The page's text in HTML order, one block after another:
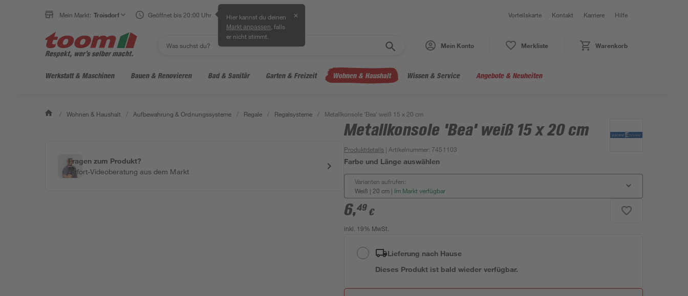
Mein Markt: Troisdorf Geöffnet bis 20:00 Uhr Hier kannst du deinen
Markt anpassen , falls
er nicht stimmt.
✕ Vorteilskarte Kontakt Karriere Hilfe
Mein Konto Merkliste Warenkorb
Werkstatt & Maschinen Bauen & Renovieren Bad & Sanitär Garten & Freizeit Wohnen & Haushalt Wissen & Service Angebote & Neuheiten
/ Wohnen & Haushalt / Aufbewahrung & Ordnungssysteme / Regale / Regalsysteme / Metallkonsole 'Bea' weiß 15 x 20 cm
Fragen zum Produkt?
Sofort-Videoberatung aus dem Markt
Metallkonsole 'Bea' weiß 15 x 20 cm
Produktdetails | Artikelnummer: 7451103
Farbe und Länge auswählen
Varianten aufrufen:
Weiß | 20 cm | Im Markt verfügbar
6,49 €
inkl. 19% MwSt.
Lieferung nach Hause
Dieses Produkt ist bald wieder verfügbar.